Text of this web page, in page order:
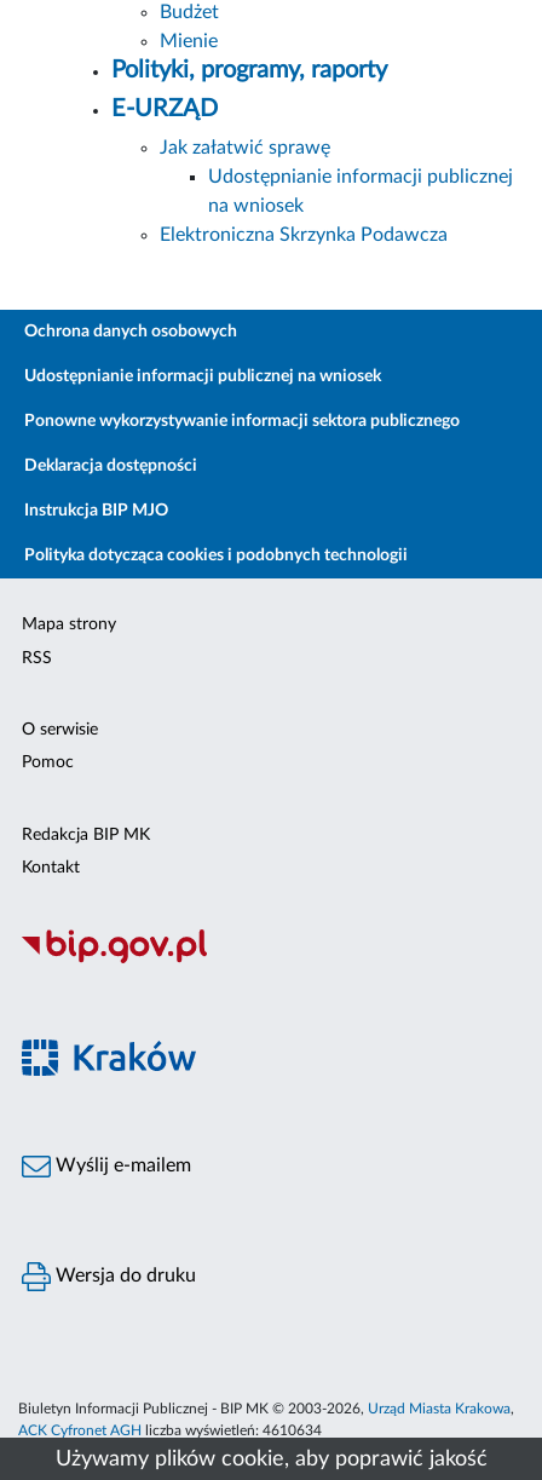
Używamy plików cookie, aby poprawić jakość
Budżet
Mienie
Polityki, programy, raporty
E-URZĄD
Jak załatwić sprawę
Udostępnianie informacji publicznej
na wniosek
Elektroniczna Skrzynka Podawcza
Ochrona danych osobowych
Udostępnianie informacji publicznej na wniosek
Ponowne wykorzystywanie informacji sektora publicznego
Deklaracja dostępności
Instrukcja BIP MJO
Polityka dotycząca cookies i podobnych technologii
Mapa strony
RSS
O serwisie
Pomoc
Redakcja BIP MK
Kontakt
Wyślij e-mailem
Wersja do druku
Biuletyn Informacji Publicznej - BIP MK © 2003-2026, Urząd Miasta Krakowa,
ACK Cyfronet AGH
liczba wyświetleń: 4610634